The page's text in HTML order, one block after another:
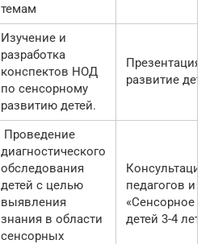
темам
Изучение и
разработка
конспектов НОД
по сенсорному
развитию детей.
развитие
Проведение
диагностического
обследования
детей с целью
выявления
знания в области
сенсорных
Консультация
педагогов и
«Сенсорное
детей 3-4 лет»